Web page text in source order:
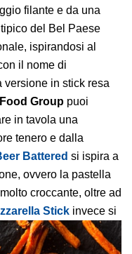
filante e da una
del Bel Paese
ispirandosi al
il nome di
versione in stick resa
Group puoi
in tavola una
tenero e dalla
Battered si ispira a
ovvero la pastella
croccante, oltre ad
Stick invece si